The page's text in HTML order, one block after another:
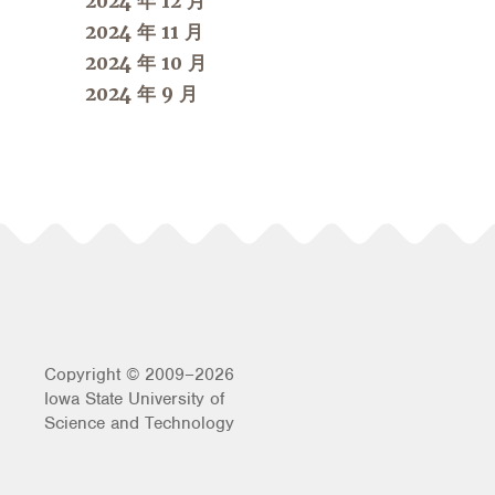
2024 年 11 月
2024 年 10 月
2024 年 9 月
Copyright © 2009–2026
Iowa State University of
Science and Technology